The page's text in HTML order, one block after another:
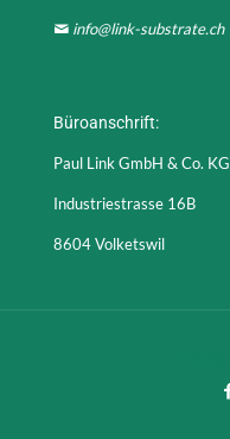
info@link-substrate.ch
Büroanschrift:
Paul Link GmbH & Co. KG
Industriestrasse 16B
8604 Volketswil